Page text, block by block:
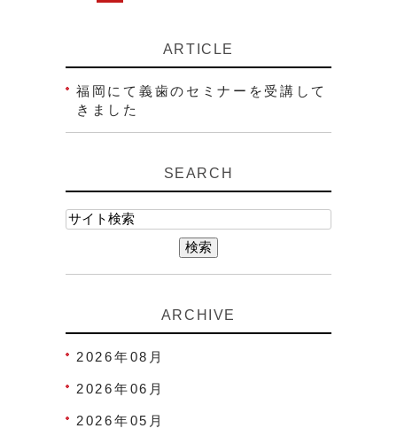
ARTICLE
福岡にて義歯のセミナーを受講して
きました
SEARCH
ARCHIVE
2026年08月
2026年06月
2026年05月